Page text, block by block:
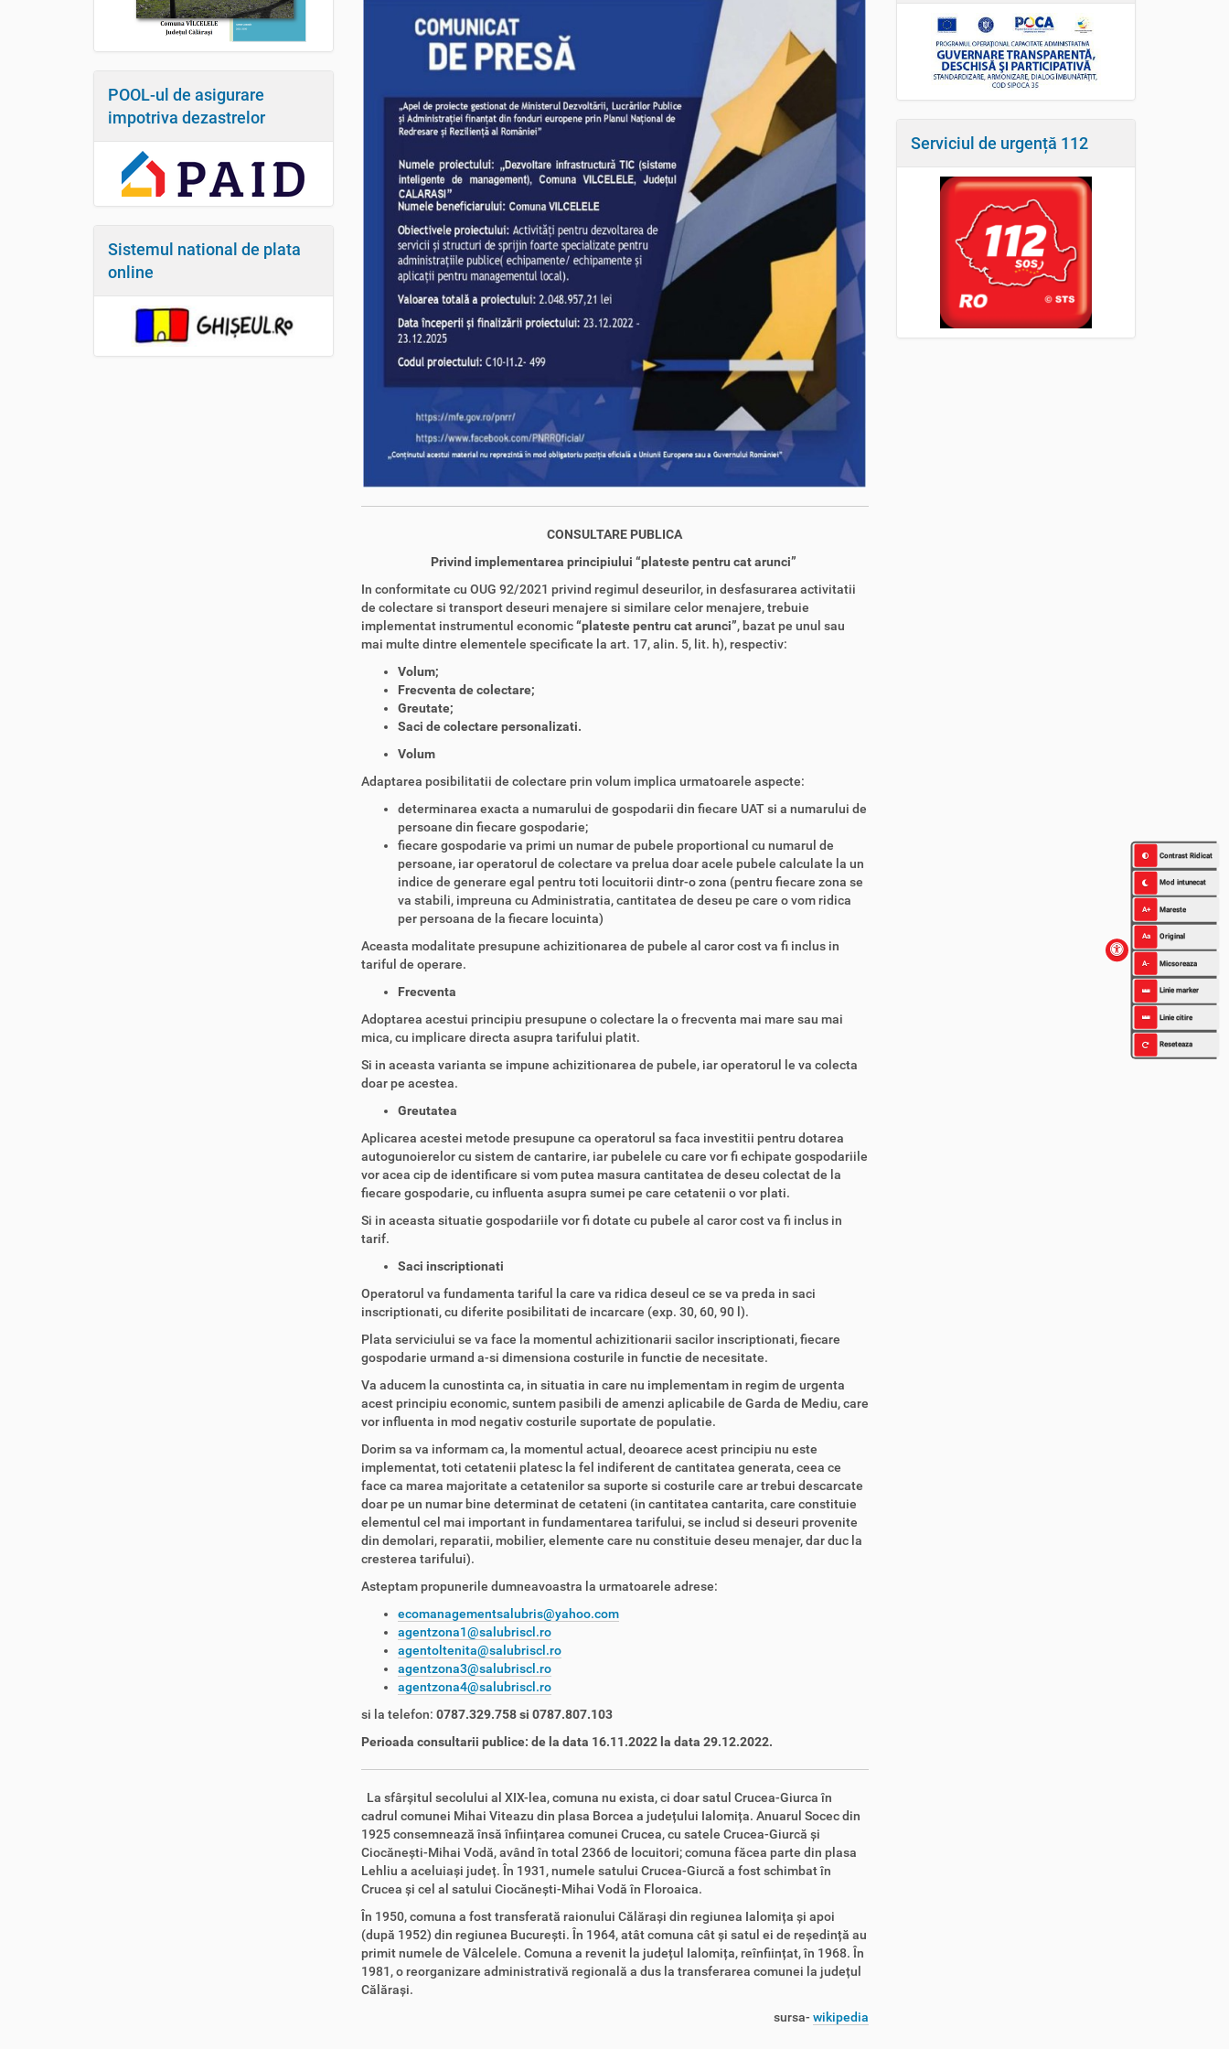
Contrast Ridicat
Mod intunecat
A+ Mareste
Aa Original
A- Micsoreaza
Linie marker
Linie citire
Reseteaza
CONSULTARE PUBLICA
Privind implementarea principiului “plateste pentru cat arunci”
In conformitate cu OUG 92/2021 privind regimul deseurilor, in desfasurarea activitatii
de colectare si transport deseuri menajere si similare celor menajere, trebuie
implementat instrumentul economic“plateste pentru cat arunci”, bazat pe unul sau
mai multe dintre elementele specificate la art. 17, alin. 5, lit. h), respectiv:
Volum;
Frecventa de colectare;
Greutate;
Saci de colectare personalizati.
Volum
Adaptarea posibilitatii de colectare prin volum implica urmatoarele aspecte:
determinarea exacta a numarului de gospodarii din fiecare UAT si a numarului de
persoane din fiecare gospodarie;
fiecare gospodarie va primi un numar de pubele proportional cu numarul de
persoane, iar operatorul de colectare va prelua doar acele pubele calculate la un
indice de generare egal pentru toti locuitorii dintr-o zona (pentru fiecare zona se
va stabili, impreuna cu Administratia, cantitatea de deseu pe care o vom ridica
per persoana de la fiecare locuinta)
Aceasta modalitate presupune achizitionarea de pubele al caror cost va fi inclus in
tariful de operare.
Frecventa
Adoptarea acestui principiu presupune o colectare la o frecventa mai mare sau mai
mica, cu implicare directa asupra tarifului platit.
Si in aceasta varianta se impune achizitionarea de pubele, iar operatorul le va colecta
doar pe acestea.
Greutatea
Aplicarea acestei metode presupune ca operatorul sa faca investitii pentru dotarea
autogunoierelor cu sistem de cantarire, iar pubelele cu care vor fi echipate gospodariile
vor acea cip de identificare si vom putea masura cantitatea de deseu colectat de la
fiecare gospodarie, cu influenta asupra sumei pe care cetatenii o vor plati.
Si in aceasta situatie gospodariile vor fi dotate cu pubele al caror cost va fi inclus in
tarif.
Saci inscriptionati
Operatorul va fundamenta tariful la care va ridica deseul ce se va preda in saci
inscriptionati, cu diferite posibilitati de incarcare (exp. 30, 60, 90 l).
Plata serviciului se va face la momentul achizitionarii sacilor inscriptionati, fiecare
gospodarie urmand a-si dimensiona costurile in functie de necesitate.
Va aducem la cunostinta ca, in situatia in care nu implementam in regim de urgenta
acest principiu economic, suntem pasibili de amenzi aplicabile de Garda de Mediu, care
vor influenta in mod negativ costurile suportate de populatie.
Dorim sa va informam ca, la momentul actual, deoarece acest principiu nu este
implementat, toti cetatenii platesc la fel indiferent de cantitatea generata, ceea ce
face ca marea majoritate a cetatenilor sa suporte si costurile care ar trebui descarcate
doar pe un numar bine determinat de cetateni (in cantitatea cantarita, care constituie
elementul cel mai important in fundamentarea tarifului, se includ si deseuri provenite
din demolari, reparatii, mobilier, elemente care nu constituie deseu menajer, dar duc la
cresterea tarifului).
Asteptam propunerile dumneavoastra la urmatoarele adrese:
ecomanagementsalubris@yahoo.com
agentzona1@salubriscl.ro
agentoltenita@salubriscl.ro
agentzona3@salubriscl.ro
agentzona4@salubriscl.ro
si la telefon: 0787.329.758 si 0787.807.103
Perioada consultarii publice: de la data 16.11.2022 la data 29.12.2022.
La sfârșitul secolului al XIX-lea, comuna nu exista, ci doar satul Crucea-Giurca în
cadrul comunei Mihai Viteazu din plasa Borcea a județului Ialomița. Anuarul Socec din
1925 consemnează însă înființarea comunei Crucea, cu satele Crucea-Giurcă și
Ciocănești-Mihai Vodă, având în total 2366 de locuitori; comuna făcea parte din plasa
Lehliu a aceluiași județ. În 1931, numele satului Crucea-Giurcă a fost schimbat în
Crucea și cel al satului Ciocănești-Mihai Vodă în Floroaica.
În 1950, comuna a fost transferată raionului Călărași din regiunea Ialomița și apoi
(după 1952) din regiunea București. În 1964, atât comuna cât și satul ei de reședință au
primit numele de Vâlcelele. Comuna a revenit la județul Ialomița, reînființat, în 1968. În
1981, o reorganizare administrativă regională a dus la transferarea comunei la județul
Călărași.
sursa- wikipedia
POOL-ul de asigurare
impotriva dezastrelor
Sistemul national de plata
online
Serviciul de urgență 112